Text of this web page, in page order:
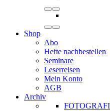
Shop
Abo
Hefte nachbestellen
Seminare
Leserreisen
Mein Konto
AGB
Archiv